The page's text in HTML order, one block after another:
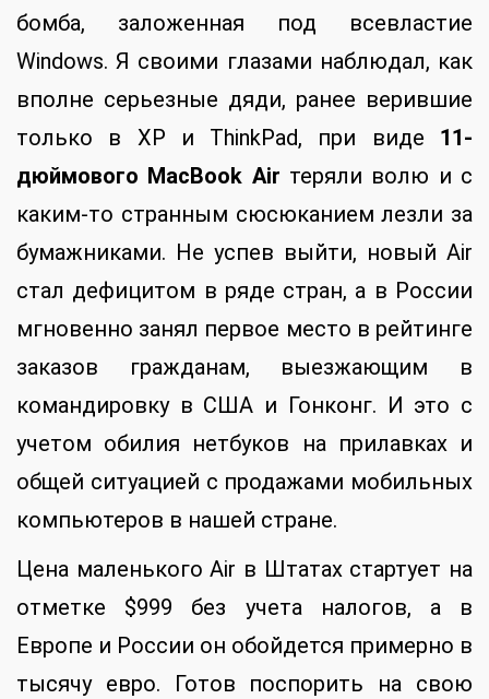
бомба, заложенная под всевластие
Windows. Я своими глазами наблюдал, как
вполне серьезные дяди, ранее верившие
только в XP и ThinkPad, при виде 11-
дюймового MacBook Air теряли волю и с
каким-то странным сюсюканием лезли за
бумажниками. Не успев выйти, новый Air
стал дефицитом в ряде стран, а в России
мгновенно занял первое место в рейтинге
заказов гражданам, выезжающим в
командировку в США и Гонконг. И это с
учетом обилия нетбуков на прилавках и
общей ситуацией с продажами мобильных
компьютеров в нашей стране.
Цена маленького Air в Штатах стартует на
отметке $999 без учета налогов, а в
Европе и России он обойдется примерно в
тысячу евро. Готов поспорить на свою